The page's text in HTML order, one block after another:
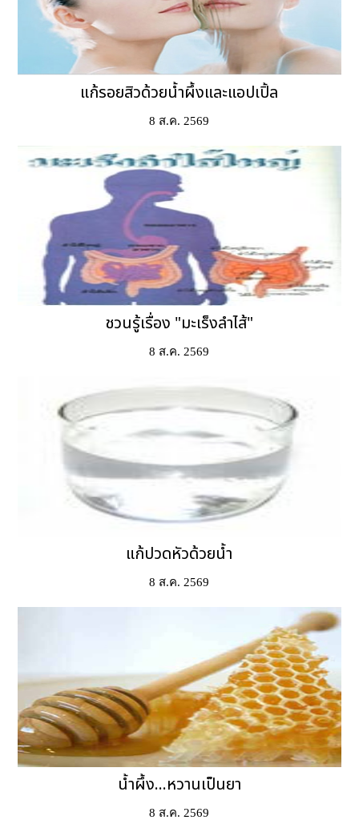
แก้รอยสิวด้วยน้ำผึ้งและแอปเปิ้ล
8 ส.ค. 2569
ชวนรู้เรื่อง "มะเร็งลำไส้"
8 ส.ค. 2569
แก้ปวดหัวด้วยน้ำ
8 ส.ค. 2569
น้ำผึ้ง...หวานเป็นยา
8 ส.ค. 2569